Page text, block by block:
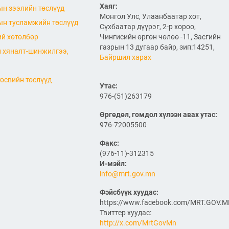
2026/06/26
АВТО ЗАМ, ЗАМЫН
БАЙГУУЛАМЖИЙГ ХААЖ,
ТҮР ЗАМААР ЗОРЧУУЛАХ
ТУХАЙ
ТУСГАЙ ЗОРИУЛАЛТЫН
АВТО ЗАМЫН ТӨСЛИЙН
ХӨРӨНГӨ ОРУУЛАГЧИЙГ
УРИЛГА
2026/06/26
“Автотээврийн хэрэгслийн
бүртгэл хөтлөх, улсын
дугаар олгох журам”-
төслийн хэлэлцүүлэгт
таныг урьж байна.
2026/06/25
"Францын талтай хамтран
Улаанбаатар дахь
нислэгийн хөдөлгөөний
зээлийн төслүүд
тусламжийн төслүүд
хөтөлбөр
хяналт-шинжилгээ,
төслүүд
Хаяг:
Монгол Улс, Улаанбаатар хот,
Сүхбаатар дүүрэг, 2-р хороо,
Чингисийн өргөн чөлөө -11, Засгийн
газрын 13 дугаар байр, зип:14251,
Байршил харах
Утас:
976-(51)263179
Өргөдөл, гомдол хүлээн авах утас:
976-72005500
Факс:
(976-11)-312315
И-мэйл:
info@mrt.gov.mn
Фэйсбүүк хуудас:
https://www.facebook.com/
Твиттер хуудас:
http://x.com/MrtGovMn